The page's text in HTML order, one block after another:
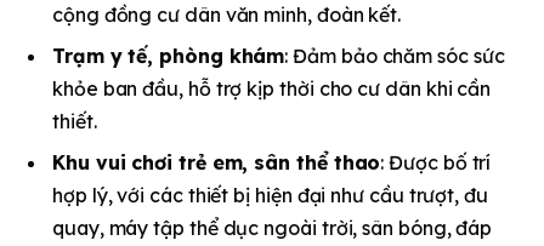
cộng đồng cư dân văn minh, đoàn kết.
Trạm y tế, phòng khám: Đảm bảo chăm sóc sức
khỏe ban đầu, hỗ trợ kịp thời cho cư dân khi cần
thiết.
Khu vui chơi trẻ em, sân thể thao: Được bố trí
hợp lý, với các thiết bị hiện đại như cầu trượt, đu
quay, máy tập thể dục ngoài trời, sân bóng, đáp